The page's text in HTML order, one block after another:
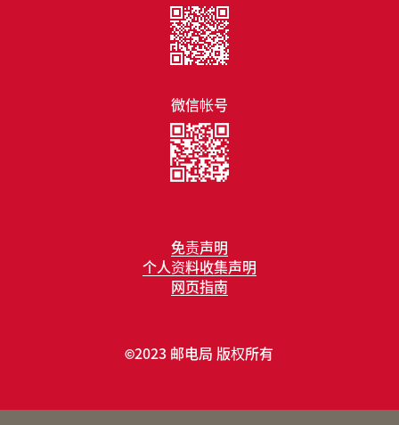
免责声明
个人资料收集声明
网页指南
微信帐号
©2023 邮电局 版权所有